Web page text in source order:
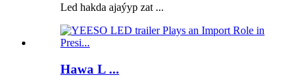
Led hakda ajaýyp zat ...
Hawa L ...